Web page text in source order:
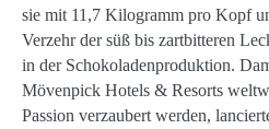
sie mit 11,7 Kilogramm pro Kopf
Verzehr der süß bis zartbitteren
in der Schokoladenproduktion.
Mövenpick Hotels & Resorts
Passion verzaubert werden,